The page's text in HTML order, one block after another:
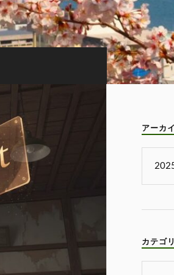
アーカ
カテゴ